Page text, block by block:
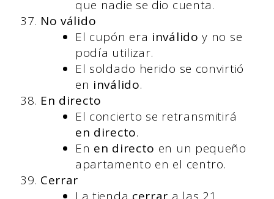
que nadie se dio cuenta.
No válido
El cupón era inválido y no se
podía utilizar.
El soldado herido se convirtió
en inválido.
En directo
El concierto se retransmitirá
en directo.
En en directo en un pequeño
apartamento en el centro.
Cerrar